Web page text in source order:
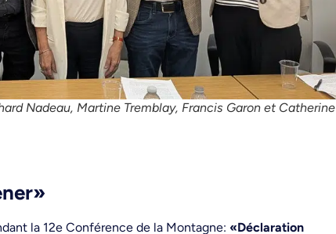
Nadeau, Martine Tremblay, Francis Garon et Catherine
la 12e Conférence de la Montagne: «Déclaration